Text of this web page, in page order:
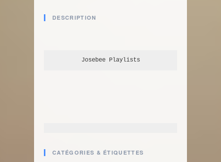
DESCRIPTION
Josebee Playlists
CATÉGORIES & ÉTIQUETTES